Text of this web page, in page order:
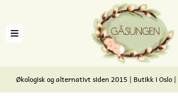
Økologisk og alternativt siden 2015 | Butikk i Oslo